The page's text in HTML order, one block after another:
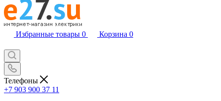
Избранные товары 0 Корзина 0
Телефоны
+7 903 900 37 11